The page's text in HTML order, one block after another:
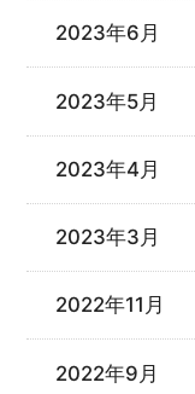
2023年6月
2023年5月
2023年4月
2023年3月
2022年11月
2022年9月